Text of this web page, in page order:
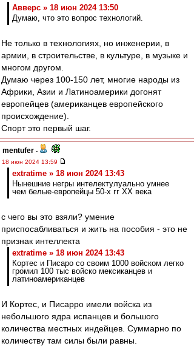
Авверс » 18 июн 2024 13:50
Думаю, что это вопрос технологий.
Не только в технологиях, но инженерии, в
армии, в строительстве, в культуре, в музыке и
многом другом.
Думаю через 100-150 лет, многие народы из
Африки, Азии и Латиноамерики догонят
европейцев (американцев европейского
происхождение).
Спорт это первый шаг.
mentufer -
18 июн 2024 13:59
extratime » 18 июн 2024 13:43
Нынешние негры интелектулуально умнее
чем белые-европейцы 50-х гг ХХ века
с чего вы это взяли? умение
приспосабливаться и жить на пособия - это не
признак интеллекта
extratime » 18 июн 2024 13:43
Кортес и Писаро со своим 1000 войском легко
громил 100 тыс войско мексиканцев и
латиноамериканцев
И Кортес, и Писарро имели войска из
небольшого ядра испанцев и большого
количества местных индейцев. Суммарно по
количеству там силы были равны.